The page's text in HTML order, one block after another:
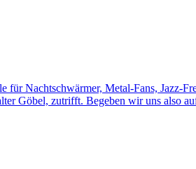
für Nachtschwärmer, Metal-Fans, Jazz-
Göbel, zutrifft. Begeben wir uns also